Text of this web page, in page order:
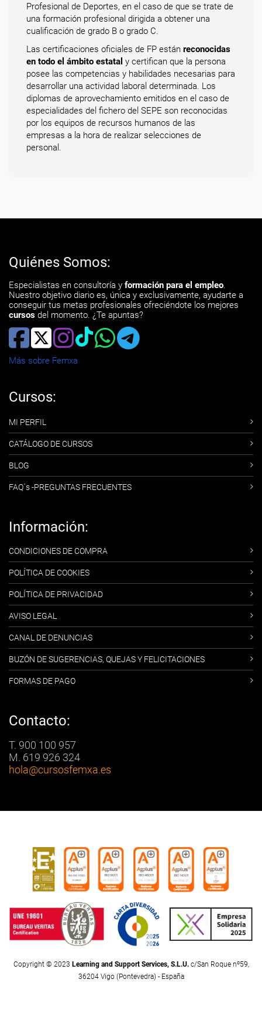
Profesional de Deportes, en el caso de que se trate de
una formación profesional dirigida a obtener una
cualificación de grado B o grado C.
Las certificaciones oficiales de FP están reconocidas
en todo el ámbito estatal y certifican que la persona
posee las competencias y habilidades necesarias para
desarrollar una actividad laboral determinada. Los
diplomas de aprovechamiento emitidos en el caso de
especialidades del fichero del SEPE son reconocidas
por los equipos de recursos humanos de las
empresas a la hora de realizar selecciones de
personal.
Quiénes Somos:
Especialistas en consultoría y formación para el empleo.
Nuestro objetivo diario es, única y exclusivamente, ayudarte a
conseguir tus metas profesionales ofreciéndote los mejores
cursos del momento. ¿Te apuntas?
Más sobre Femxa
Cursos:
MI PERFIL
CATÁLOGO DE CURSOS
BLOG
FAQ´s -PREGUNTAS FRECUENTES
Información:
CONDICIONES DE COMPRA
POLÍTICA DE COOKIES
POLÍTICA DE PRIVACIDAD
AVISO LEGAL
CANAL DE DENUNCIAS
BUZÓN DE SUGERENCIAS, QUEJAS Y FELICITACIONES
FORMAS DE PAGO
Contacto:
T. 900 100 957
M. 619 926 324
hola@cursosfemxa.es
Copyright © 2023 Learning and Support Services, S.L.U.c/San Roque nº59,
36204 Vigo (Pontevedra) - España